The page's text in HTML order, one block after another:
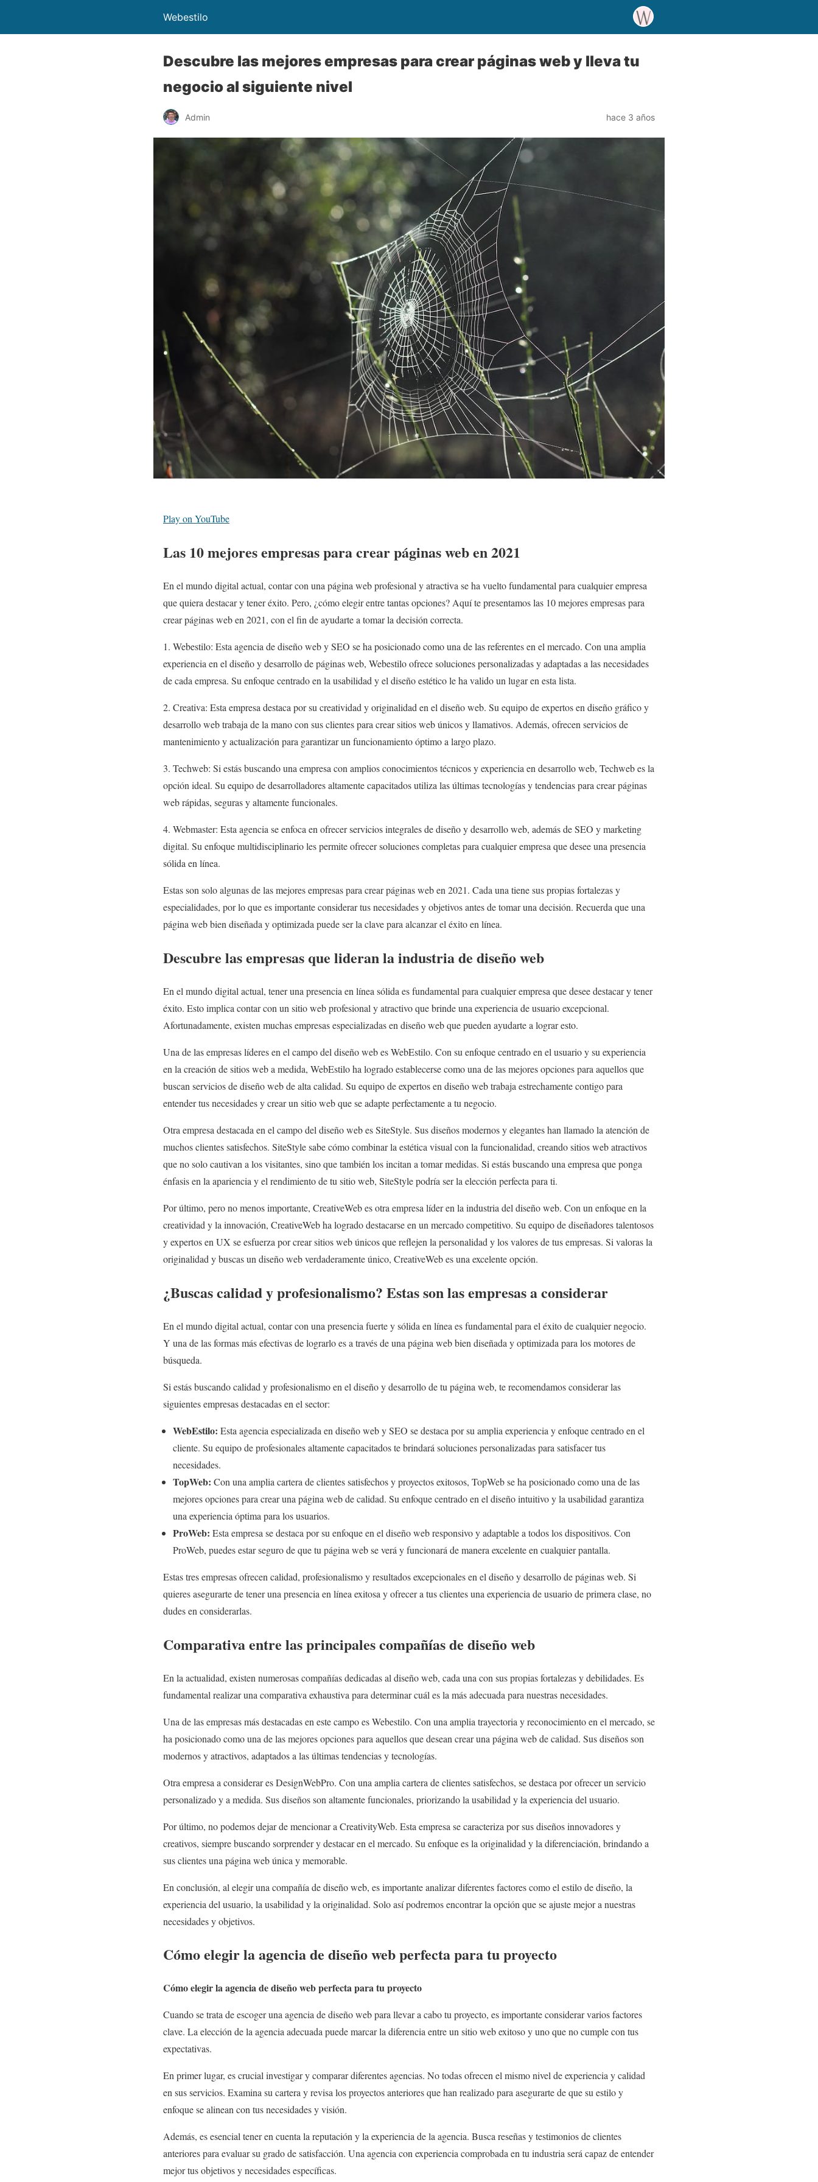
Webestilo
Descubre las mejores empresas para crear páginas web y lleva tu
negocio al siguiente nivel
Admin hace 3 años
Play on YouTube
Las 10 mejores empresas para crear páginas web en 2021
En el mundo digital actual, contar con una página web profesional y atractiva se ha vuelto fundamental para cualquier empresa
que quiera destacar y tener éxito. Pero, ¿cómo elegir entre tantas opciones? Aquí te presentamos las 10 mejores empresas para
crear páginas web en 2021, con el fin de ayudarte a tomar la decisión correcta.
1. Webestilo: Esta agencia de diseño web y SEO se ha posicionado como una de las referentes en el mercado. Con una amplia
experiencia en el diseño y desarrollo de páginas web, Webestilo ofrece soluciones personalizadas y adaptadas a las necesidades
de cada empresa. Su enfoque centrado en la usabilidad y el diseño estético le ha valido un lugar en esta lista.
2. Creativa: Esta empresa destaca por su creatividad y originalidad en el diseño web. Su equipo de expertos en diseño gráfico y
desarrollo web trabaja de la mano con sus clientes para crear sitios web únicos y llamativos. Además, ofrecen servicios de
mantenimiento y actualización para garantizar un funcionamiento óptimo a largo plazo.
3. Techweb: Si estás buscando una empresa con amplios conocimientos técnicos y experiencia en desarrollo web, Techweb es la
opción ideal. Su equipo de desarrolladores altamente capacitados utiliza las últimas tecnologías y tendencias para crear páginas
web rápidas, seguras y altamente funcionales.
4. Webmaster: Esta agencia se enfoca en ofrecer servicios integrales de diseño y desarrollo web, además de SEO y marketing
digital. Su enfoque multidisciplinario les permite ofrecer soluciones completas para cualquier empresa que desee una presencia
sólida en línea.
Estas son solo algunas de las mejores empresas para crear páginas web en 2021. Cada una tiene sus propias fortalezas y
especialidades, por lo que es importante considerar tus necesidades y objetivos antes de tomar una decisión. Recuerda que una
página web bien diseñada y optimizada puede ser la clave para alcanzar el éxito en línea.
Descubre las empresas que lideran la industria de diseño web
En el mundo digital actual, tener una presencia en línea sólida es fundamental para cualquier empresa que desee destacar y tener
éxito. Esto implica contar con un sitio web profesional y atractivo que brinde una experiencia de usuario excepcional.
Afortunadamente, existen muchas empresas especializadas en diseño web que pueden ayudarte a lograr esto.
Una de las empresas líderes en el campo del diseño web es WebEstilo. Con su enfoque centrado en el usuario y su experiencia
en la creación de sitios web a medida, WebEstilo ha logrado establecerse como una de las mejores opciones para aquellos que
buscan servicios de diseño web de alta calidad. Su equipo de expertos en diseño web trabaja estrechamente contigo para
entender tus necesidades y crear un sitio web que se adapte perfectamente a tu negocio.
Otra empresa destacada en el campo del diseño web es SiteStyle. Sus diseños modernos y elegantes han llamado la atención de
muchos clientes satisfechos. SiteStyle sabe cómo combinar la estética visual con la funcionalidad, creando sitios web atractivos
que no solo cautivan a los visitantes, sino que también los incitan a tomar medidas. Si estás buscando una empresa que ponga
énfasis en la apariencia y el rendimiento de tu sitio web, SiteStyle podría ser la elección perfecta para ti.
Por último, pero no menos importante, CreativeWeb es otra empresa líder en la industria del diseño web. Con un enfoque en la
creatividad y la innovación, CreativeWeb ha logrado destacarse en un mercado competitivo. Su equipo de diseñadores talentosos
y expertos en UX se esfuerza por crear sitios web únicos que reflejen la personalidad y los valores de tus empresas. Si valoras la
originalidad y buscas un diseño web verdaderamente único, CreativeWeb es una excelente opción.
¿Buscas calidad y profesionalismo? Estas son las empresas a considerar
En el mundo digital actual, contar con una presencia fuerte y sólida en línea es fundamental para el éxito de cualquier negocio.
Y una de las formas más efectivas de lograrlo es a través de una página web bien diseñada y optimizada para los motores de
búsqueda.
Si estás buscando calidad y profesionalismo en el diseño y desarrollo de tu página web, te recomendamos considerar las
siguientes empresas destacadas en el sector:
WebEstilo: Esta agencia especializada en diseño web y SEO se destaca por su amplia experiencia y enfoque centrado en el
cliente. Su equipo de profesionales altamente capacitados te brindará soluciones personalizadas para satisfacer tus
necesidades.
TopWeb: Con una amplia cartera de clientes satisfechos y proyectos exitosos, TopWeb se ha posicionado como una de las
mejores opciones para crear una página web de calidad. Su enfoque centrado en el diseño intuitivo y la usabilidad garantiza
una experiencia óptima para los usuarios.
ProWeb: Esta empresa se destaca por su enfoque en el diseño web responsivo y adaptable a todos los dispositivos. Con
ProWeb, puedes estar seguro de que tu página web se verá y funcionará de manera excelente en cualquier pantalla.
Estas tres empresas ofrecen calidad, profesionalismo y resultados excepcionales en el diseño y desarrollo de páginas web. Si
quieres asegurarte de tener una presencia en línea exitosa y ofrecer a tus clientes una experiencia de usuario de primera clase, no
dudes en considerarlas.
Comparativa entre las principales compañías de diseño web
En la actualidad, existen numerosas compañías dedicadas al diseño web, cada una con sus propias fortalezas y debilidades. Es
fundamental realizar una comparativa exhaustiva para determinar cuál es la más adecuada para nuestras necesidades.
Una de las empresas más destacadas en este campo es Webestilo. Con una amplia trayectoria y reconocimiento en el mercado, se
ha posicionado como una de las mejores opciones para aquellos que desean crear una página web de calidad. Sus diseños son
modernos y atractivos, adaptados a las últimas tendencias y tecnologías.
Otra empresa a considerar es DesignWebPro. Con una amplia cartera de clientes satisfechos, se destaca por ofrecer un servicio
personalizado y a medida. Sus diseños son altamente funcionales, priorizando la usabilidad y la experiencia del usuario.
Por último, no podemos dejar de mencionar a CreativityWeb. Esta empresa se caracteriza por sus diseños innovadores y
creativos, siempre buscando sorprender y destacar en el mercado. Su enfoque es la originalidad y la diferenciación, brindando a
sus clientes una página web única y memorable.
En conclusión, al elegir una compañía de diseño web, es importante analizar diferentes factores como el estilo de diseño, la
experiencia del usuario, la usabilidad y la originalidad. Solo así podremos encontrar la opción que se ajuste mejor a nuestras
necesidades y objetivos.
Cómo elegir la agencia de diseño web perfecta para tu proyecto
Cómo elegir la agencia de diseño web perfecta para tu proyecto
Cuando se trata de escoger una agencia de diseño web para llevar a cabo tu proyecto, es importante considerar varios factores
clave. La elección de la agencia adecuada puede marcar la diferencia entre un sitio web exitoso y uno que no cumple con tus
expectativas.
En primer lugar, es crucial investigar y comparar diferentes agencias. No todas ofrecen el mismo nivel de experiencia y calidad
en sus servicios. Examina su cartera y revisa los proyectos anteriores que han realizado para asegurarte de que su estilo y
enfoque se alinean con tus necesidades y visión.
Además, es esencial tener en cuenta la reputación y la experiencia de la agencia. Busca reseñas y testimonios de clientes
anteriores para evaluar su grado de satisfacción. Una agencia con experiencia comprobada en tu industria será capaz de entender
mejor tus objetivos y necesidades específicas.